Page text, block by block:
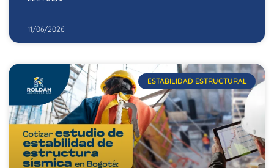
11/06/2026
ESTABILIDAD ESTRUCTURAL